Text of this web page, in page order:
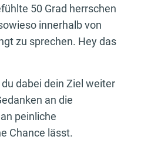
50 Grad herrschen
innerhalb von
zu sprechen. Hey das
dabei dein Ziel weiter
an die
peinliche
Chance lässt.